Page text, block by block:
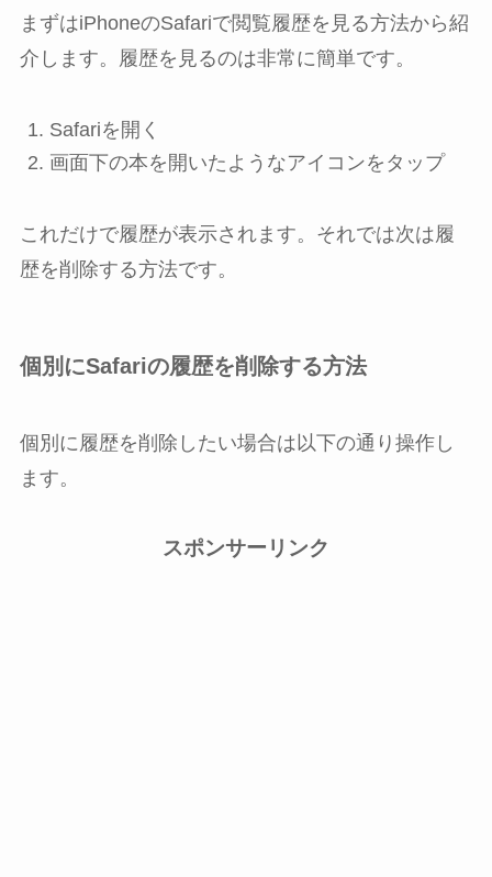
まずはiPhoneのSafariで閲覧履歴を見る方法から紹
介します。履歴を見るのは非常に簡単です。
Safariを開く
画面下の本を開いたようなアイコンをタップ
これだけで履歴が表示されます。それでは次は履
歴を削除する方法です。
個別にSafariの履歴を削除する方法
個別に履歴を削除したい場合は以下の通り操作し
ます。
スポンサーリンク